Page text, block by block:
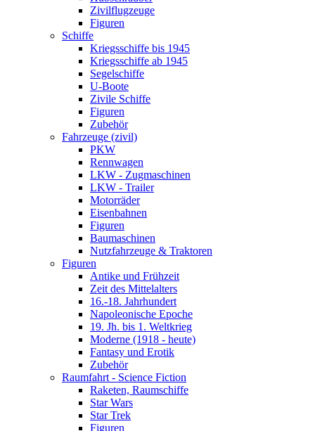
Zivilflugzeuge
Figuren
Schiffe
Kriegsschiffe bis 1945
Kriegsschiffe ab 1945
Segelschiffe
U-Boote
Zivile Schiffe
Figuren
Zubehör
Fahrzeuge (zivil)
PKW
Rennwagen
LKW - Zugmaschinen
LKW - Trailer
Motorräder
Eisenbahnen
Figuren
Baumaschinen
Nutzfahrzeuge & Traktoren
Figuren
Antike und Frühzeit
Zeit des Mittelalters
16.-18. Jahrhundert
Napoleonische Epoche
19. Jh. bis 1. Weltkrieg
Moderne (1918 - heute)
Fantasy und Erotik
Zubehör
Raumfahrt - Science Fiction
Raketen, Raumschiffe
Star Wars
Star Trek
Figuren